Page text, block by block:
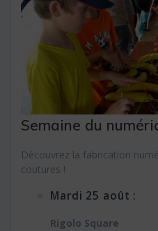
Semaine du
Découvrez la fabrication
coutures !
Mardi 25 août :
Rigolo Square